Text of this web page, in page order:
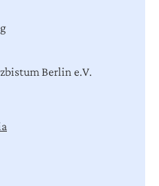
Berlin e.V.